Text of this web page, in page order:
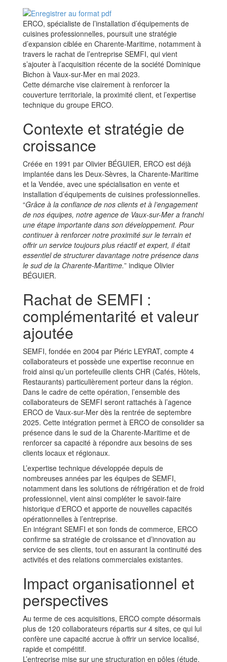
ERCO, spécialiste de l’installation d’équipements de
cuisines professionnelles, poursuit une stratégie
d’expansion ciblée en Charente-Maritime, notamment à
travers le rachat de l’entreprise SEMFI, qui vient
s’ajouter à l’acquisition récente de la société Dominique
Bichon à Vaux-sur-Mer en mai 2023.
Cette démarche vise clairement à renforcer la
couverture territoriale, la proximité client, et l’expertise
technique du groupe ERCO.
Contexte et stratégie de
croissance
Créée en 1991 par Olivier BÉGUIER, ERCO est déjà
implantée dans les Deux-Sèvres, la Charente-Maritime
et la Vendée, avec une spécialisation en vente et
installation d’équipements de cuisines professionnelles.
“Grâce à la confiance de nos clients et à l’engagement
de nos équipes, notre agence de Vaux-sur-Mer a franchi
une étape importante dans son développement. Pour
continuer à renforcer notre proximité sur le terrain et
offrir un service toujours plus réactif et expert, il était
essentiel de structurer davantage notre présence dans
le sud de la Charente-Maritime.” indique Olivier
BÉGUIER.
Rachat de SEMFI :
complémentarité et valeur
ajoutée
SEMFI, fondée en 2004 par Piéric LEYRAT, compte 4
collaborateurs et possède une expertise reconnue en
froid ainsi qu’un portefeuille clients CHR (Cafés, Hôtels,
Restaurants) particulièrement porteur dans la région.
Dans le cadre de cette opération, l’ensemble des
collaborateurs de SEMFI seront rattachés à l’agence
ERCO de Vaux-sur-Mer dès la rentrée de septembre
2025. Cette intégration permet à ERCO de consolider sa
présence dans le sud de la Charente-Maritime et de
renforcer sa capacité à répondre aux besoins de ses
clients locaux et régionaux.
L’expertise technique développée depuis de
nombreuses années par les équipes de SEMFI,
notamment dans les solutions de réfrigération et de froid
professionnel, vient ainsi compléter le savoir-faire
historique d’ERCO et apporte de nouvelles capacités
opérationnelles à l’entreprise.
En intégrant SEMFI et son fonds de commerce, ERCO
confirme sa stratégie de croissance et d’innovation au
service de ses clients, tout en assurant la continuité des
activités et des relations commerciales existantes.
Impact organisationnel et
perspectives
Au terme de ces acquisitions, ERCO compte désormais
plus de 120 collaborateurs répartis sur 4 sites, ce qui lui
confère une capacité accrue à offrir un service localisé,
rapide et compétitif.
L’entreprise mise sur une structuration en pôles (étude,